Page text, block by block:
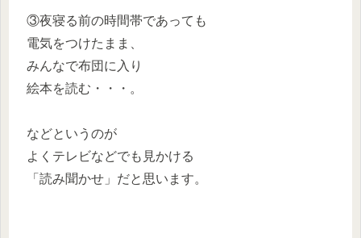
③夜寝る前の時間帯であっても
電気をつけたまま、
みんなで布団に入り
絵本を読む・・・。
などというのが
よくテレビなどでも見かける
「読み聞かせ」だと思います。